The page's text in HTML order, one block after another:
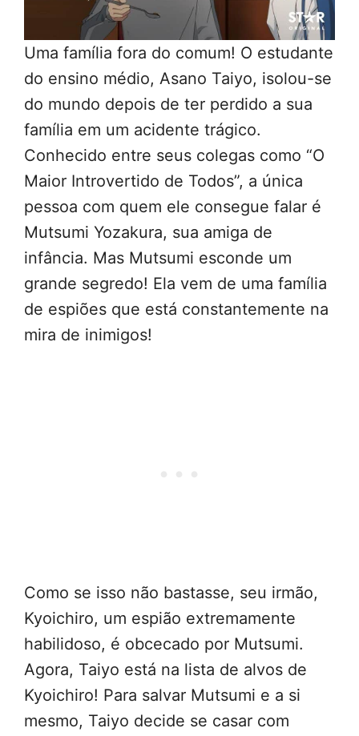
Uma família fora do comum! O estudante
do ensino médio, Asano Taiyo, isolou-se
do mundo depois de ter perdido a sua
família em um acidente trágico.
Conhecido entre seus colegas como “O
Maior Introvertido de Todos”, a única
pessoa com quem ele consegue falar é
Mutsumi Yozakura, sua amiga de
infância. Mas Mutsumi esconde um
grande segredo! Ela vem de uma família
de espiões que está constantemente na
mira de inimigos!
Como se isso não bastasse, seu irmão,
Kyoichiro, um espião extremamente
habilidoso, é obcecado por Mutsumi.
Agora, Taiyo está na lista de alvos de
Kyoichiro! Para salvar Mutsumi e a si
mesmo, Taiyo decide se casar com